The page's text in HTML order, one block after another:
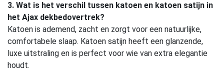
3. Wat is het verschil tussen katoen en katoen satijn in
het Ajax dekbedovertrek?
Katoen is ademend, zacht en zorgt voor een natuurlijke,
comfortabele slaap. Katoen satijn heeft een glanzende,
luxe uitstraling en is perfect voor wie van extra elegantie
houdt.